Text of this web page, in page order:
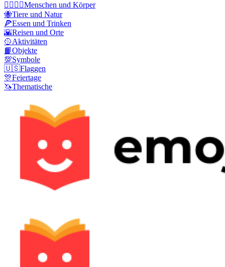
👩‍❤️‍💋‍👨Menschen und Körper
🐝Tiere und Natur
🍕Essen und Trinken
🌇Reisen und Orte
🥎Aktivitäten
📙Objekte
💯Symbole
🇺🇸Flaggen
🎊Feiertage
🦄Thematische